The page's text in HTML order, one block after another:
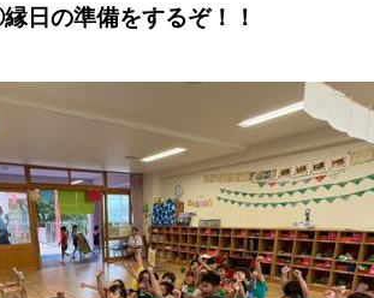
日の準備をするぞ！！